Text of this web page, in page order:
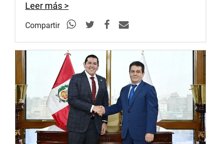
El legislador liberteño señaló que estas cifras demuestran
la escasa cobertura del Seguro Vida Ley, por lo que
solicitó a sus colegas congresistas su apoyo para
cambiar esta situación en beneficio de los trabajadores.
Despacho del congresista Héctor Acuña
Leer más >
Compartir